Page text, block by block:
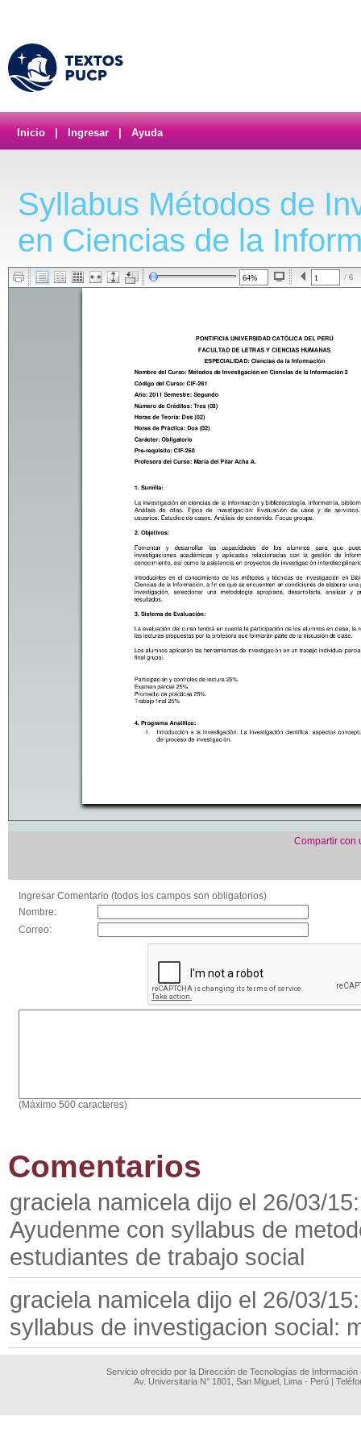
Inicio Ingresar Ayuda
Syllabus Métodos de
en Ciencias de la
/ 6
Compartir con
Ingresar Comentario (todos los campos son obligatorios)
Nombre:
Correo:
(Máximo 500 caracteres)
Comentarios
graciela namicela dijo el 26/03/15:
Ayudenme con syllabus de
estudiantes de trabajo social
graciela namicela dijo el 26/03/15:
syllabus de investigacion social:
Servicio ofrecido por la Dirección de Tecnologías de
Av. Universitaria N° 1801, San Miguel, Lima - Perú |